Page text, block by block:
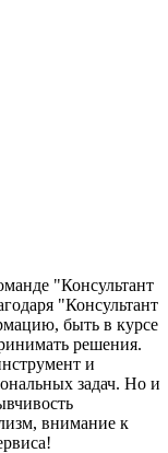
"Консультант
"Консультант
быть в курсе
решения.
и
задач. Но и
внимание к